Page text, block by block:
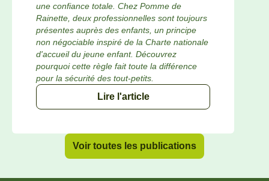
une confiance totale. Chez Pomme de
Rainette, deux professionnelles sont toujours
présentes auprès des enfants, un principe
non négociable inspiré de la Charte nationale
d'accueil du jeune enfant. Découvrez
pourquoi cette règle fait toute la différence
pour la sécurité des tout-petits.
Lire l'article
Voir toutes les publications